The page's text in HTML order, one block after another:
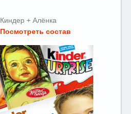
Киндер + Алёнка
Посмотреть состав